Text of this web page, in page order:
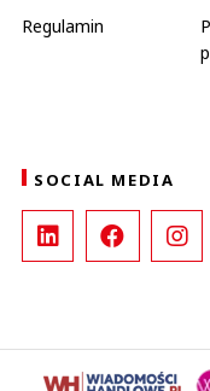
Regulamin
SOCIAL MEDIA